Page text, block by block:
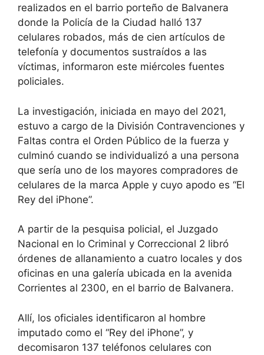
realizados en el barrio porteño de Balvanera
donde la Policía de la Ciudad halló 137
celulares robados, más de cien artículos de
telefonía y documentos sustraídos a las
víctimas, informaron este miércoles fuentes
policiales.
La investigación, iniciada en mayo del 2021,
estuvo a cargo de la División Contravenciones y
Faltas contra el Orden Público de la fuerza y
culminó cuando se individualizó a una persona
que sería uno de los mayores compradores de
celulares de la marca Apple y cuyo apodo es “El
Rey del iPhone”.
A partir de la pesquisa policial, el Juzgado
Nacional en lo Criminal y Correccional 2 libró
órdenes de allanamiento a cuatro locales y dos
oficinas en una galería ubicada en la avenida
Corrientes al 2300, en el barrio de Balvanera.
Allí, los oficiales identificaron al hombre
imputado como el “Rey del iPhone”, y
decomisaron 137 teléfonos celulares con